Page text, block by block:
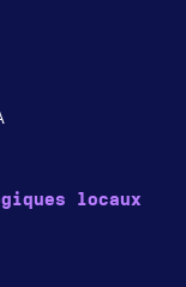
locaux